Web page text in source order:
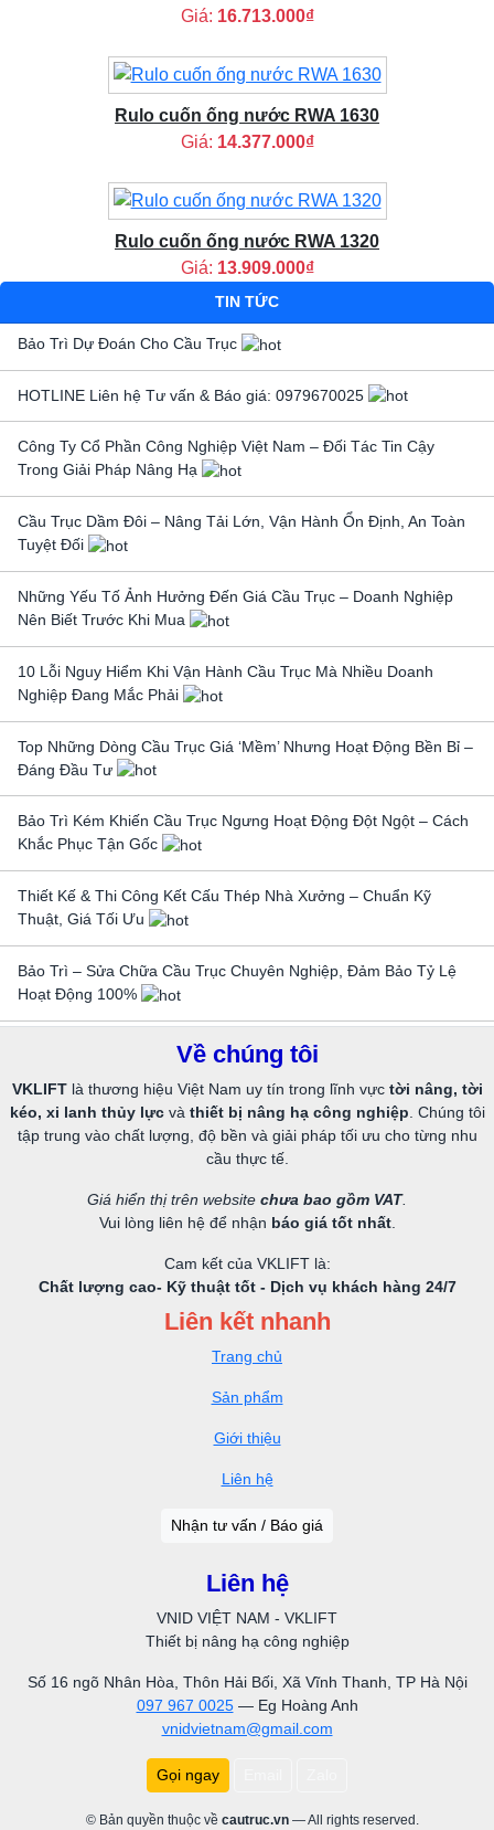
Giá: 16.713.000₫
Rulo cuốn ống nước RWA 1630
Giá: 14.377.000₫
Rulo cuốn ống nước RWA 1320
Giá: 13.909.000₫
TIN TỨC
Bảo Trì Dự Đoán Cho Cầu Trục
HOTLINE Liên hệ Tư vấn & Báo giá: 0979670025
Công Ty Cổ Phần Công Nghiệp Việt Nam – Đối Tác Tin Cậy
Trong Giải Pháp Nâng Hạ
Cầu Trục Dầm Đôi – Nâng Tải Lớn, Vận Hành Ổn Định, An Toàn
Tuyệt Đối
Những Yếu Tố Ảnh Hưởng Đến Giá Cầu Trục – Doanh Nghiệp
Nên Biết Trước Khi Mua
10 Lỗi Nguy Hiểm Khi Vận Hành Cầu Trục Mà Nhiều Doanh
Nghiệp Đang Mắc Phải
Top Những Dòng Cầu Trục Giá ‘Mềm’ Nhưng Hoạt Động Bền Bỉ –
Đáng Đầu Tư
Bảo Trì Kém Khiến Cầu Trục Ngưng Hoạt Động Đột Ngột – Cách
Khắc Phục Tận Gốc
Thiết Kế & Thi Công Kết Cấu Thép Nhà Xưởng – Chuẩn Kỹ
Thuật, Giá Tối Ưu
Bảo Trì – Sửa Chữa Cầu Trục Chuyên Nghiệp, Đảm Bảo Tỷ Lệ
Hoạt Động 100%
Về chúng tôi
VKLIFTlà thương hiệu Việt Nam uy tín trong lĩnh vực tời nâng, tời
kéo, xi lanh thủy lựcvà thiết bị nâng hạ công nghiệp . Chúng tôi
tập trung vào chất lượng, độ bền và giải pháp tối ưu cho từng nhu
cầu thực tế.
Giá hiển thị trên website chưa bao gồm VAT.
Vui lòng liên hệ để nhận báo giá tốt nhất.
Cam kết của VKLIFT là:
Chất lượng cao- Kỹ thuật tốt - Dịch vụ khách hàng 24/7
Liên kết nhanh
Trang chủ
Sản phẩm
Giới thiệu
Liên hệ
Nhận tư vấn / Báo giá
Liên hệ
VNID VIỆT NAM - VKLIFT
Thiết bị nâng hạ công nghiệp
Số 16 ngõ Nhân Hòa, Thôn Hải Bối, Xã Vĩnh Thanh, TP Hà Nội
097 967 0025— Eg Hoàng Anh
vnidvietnam@gmail.com
Gọi ngay
© Bản quyền thuộc về cautruc.vn— All rights reserved.